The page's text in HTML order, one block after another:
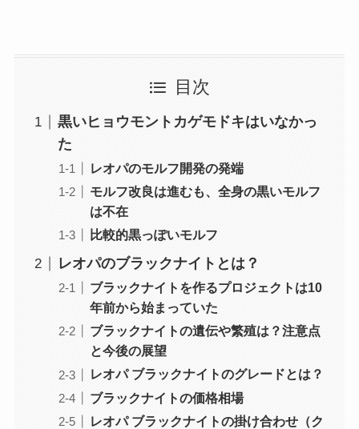
目次
黒いヒョウモントカゲモドキはいなかっ
た
レオパのモルフ開発の発端
モルフ改良は進むも、全身の黒いモルフ
は不在
比較的黒っぽいモルフ
レオパのブラックナイトとは？
ブラックナイトを作るプロジェクトは10
年前から始まっていた
ブラックナイトの遺伝や繁殖は？注意点
と今後の展望
レオパ ブラックナイトのグレードとは？
ブラックナイトの価格相場
レオパ ブラックナイトの掛け合わせ（ク